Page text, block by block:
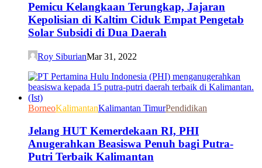
Pemicu Kelangkaan Terungkap, Jajaran
Kepolisian di Kaltim Ciduk Empat Pengetab
Solar Subsidi di Dua Daerah
Roy SiburianMar 31, 2022
BorneoKalimantanKalimantan TimurPendidikan
Jelang HUT Kemerdekaan RI, PHI
Anugerahkan Beasiswa Penuh bagi Putra-
Putri Terbaik Kalimantan